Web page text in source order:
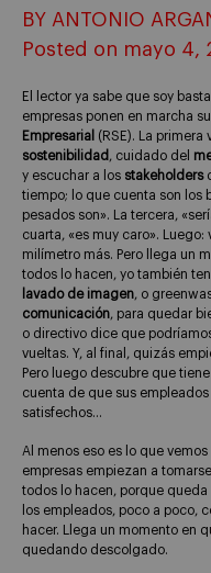
BY ANTONIO
Posted on mayo 4,
El lector ya sabe que soy
empresas ponen en marcha
Empresarial (RSE). La
sostenibilidad , cuidado del
y escuchar a los stakeholders
tiempo; lo que cuenta son los
pesados son». La tercera,
cuarta, «es muy caro». Luego:
milímetro más. Pero llega un
todos lo hacen, yo también
lavado de imagen, o
comunicación, para quedar
o directivo dice que
vueltas. Y, al final, quizás
Pero luego descubre que
cuenta de que sus
satisfechos…
Al menos eso es lo que
empresas empiezan a
todos lo hacen, porque
los empleados, poco a poco,
hacer. Llega un momento en
quedando descolgado.